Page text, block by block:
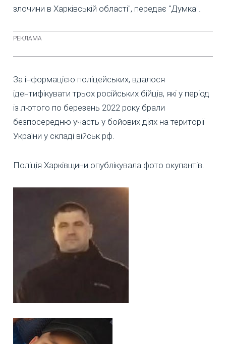
злочини в Харківській області", передає "Думка".
За інформацією поліцейських, вдалося
ідентифікувати трьох російських бійців, які у період
із лютого по березень 2022 року брали
безпосередню участь у бойових діях на території
України у складі військ рф.
Поліція Харківщини опублікувала фото окупантів.